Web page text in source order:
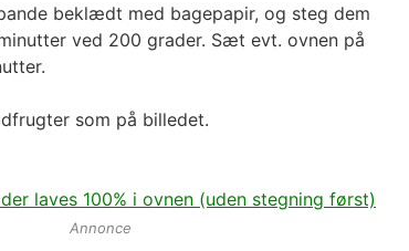
beklædt med bagepapir, og steg dem
ved 200 grader. Sæt evt. ovnen på
som på billedet.
laves 100% i ovnen (uden stegning først)
Annonce